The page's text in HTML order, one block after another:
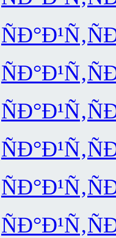
ÑÐ°Ð¹Ñ‚
ÑÐ°Ð¹Ñ‚
ÑÐ°Ð¹Ñ‚
ÑÐ°Ð¹Ñ‚
ÑÐ°Ð¹Ñ‚
ÑÐ°Ð¹Ñ‚